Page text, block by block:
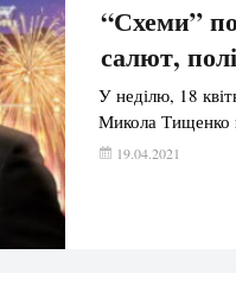
“Схеми”
салют,
У неділю, 18
Микола Тищенко
19.04.2021